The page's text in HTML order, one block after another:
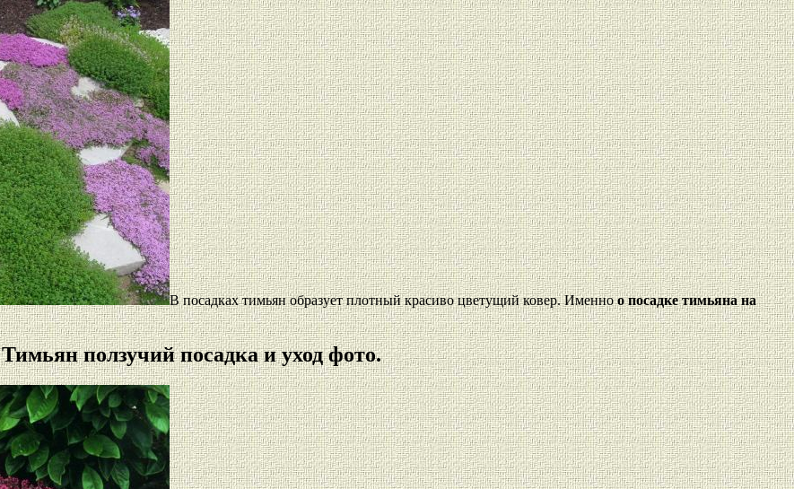
В посадках тимьян образует плотный красиво цветущий ковер. Именноо посадке тимьяна на
Тимьян ползучий посадка и уход фото.